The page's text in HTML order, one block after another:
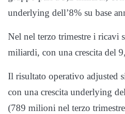
underlying dell’8% su base
Nel nel terzo trimestre i ricavi
miliardi, con una crescita del
Il risultato operativo adjusted
con una crescita underlying
(789 milioni nel terzo